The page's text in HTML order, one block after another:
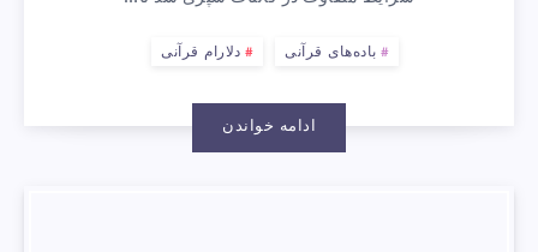
باده‌های قرآنی دلارام قرآنی
ادامه خواندن